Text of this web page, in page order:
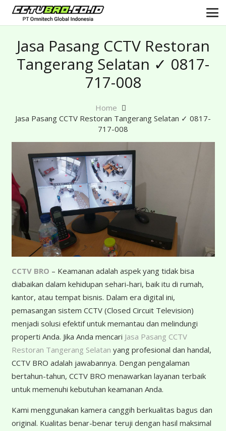
Jasa Pasang CCTV Restoran
Tangerang Selatan ✓ 0817-
717-008
Home
Jasa Pasang CCTV Restoran Tangerang Selatan ✓ 0817-
717-008
CCTV BRO – Keamanan adalah aspek yang tidak bisa
diabaikan dalam kehidupan sehari-hari, baik itu di rumah,
kantor, atau tempat bisnis. Dalam era digital ini,
pemasangan sistem CCTV (Closed Circuit Television)
menjadi solusi efektif untuk memantau dan melindungi
properti Anda. Jika Anda mencari Jasa Pasang CCTV
Restoran Tangerang Selatan yang profesional dan handal,
CCTV BRO adalah jawabannya. Dengan pengalaman
bertahun-tahun, CCTV BRO menawarkan layanan terbaik
untuk memenuhi kebutuhan keamanan Anda.
Kami menggunakan kamera canggih berkualitas bagus dan
original. Kualitas benar-benar teruji dengan hasil maksimal